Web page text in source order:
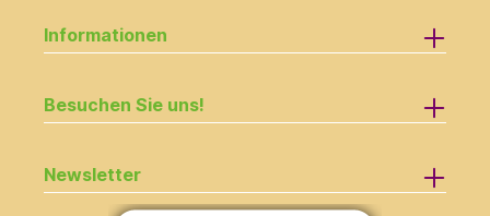
Informationen
Besuchen Sie uns!
Newsletter